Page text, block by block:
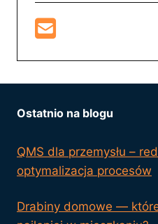
Ostatnio na blogu
QMS dla przemysłu –
optymalizacja procesów
Drabiny domowe —